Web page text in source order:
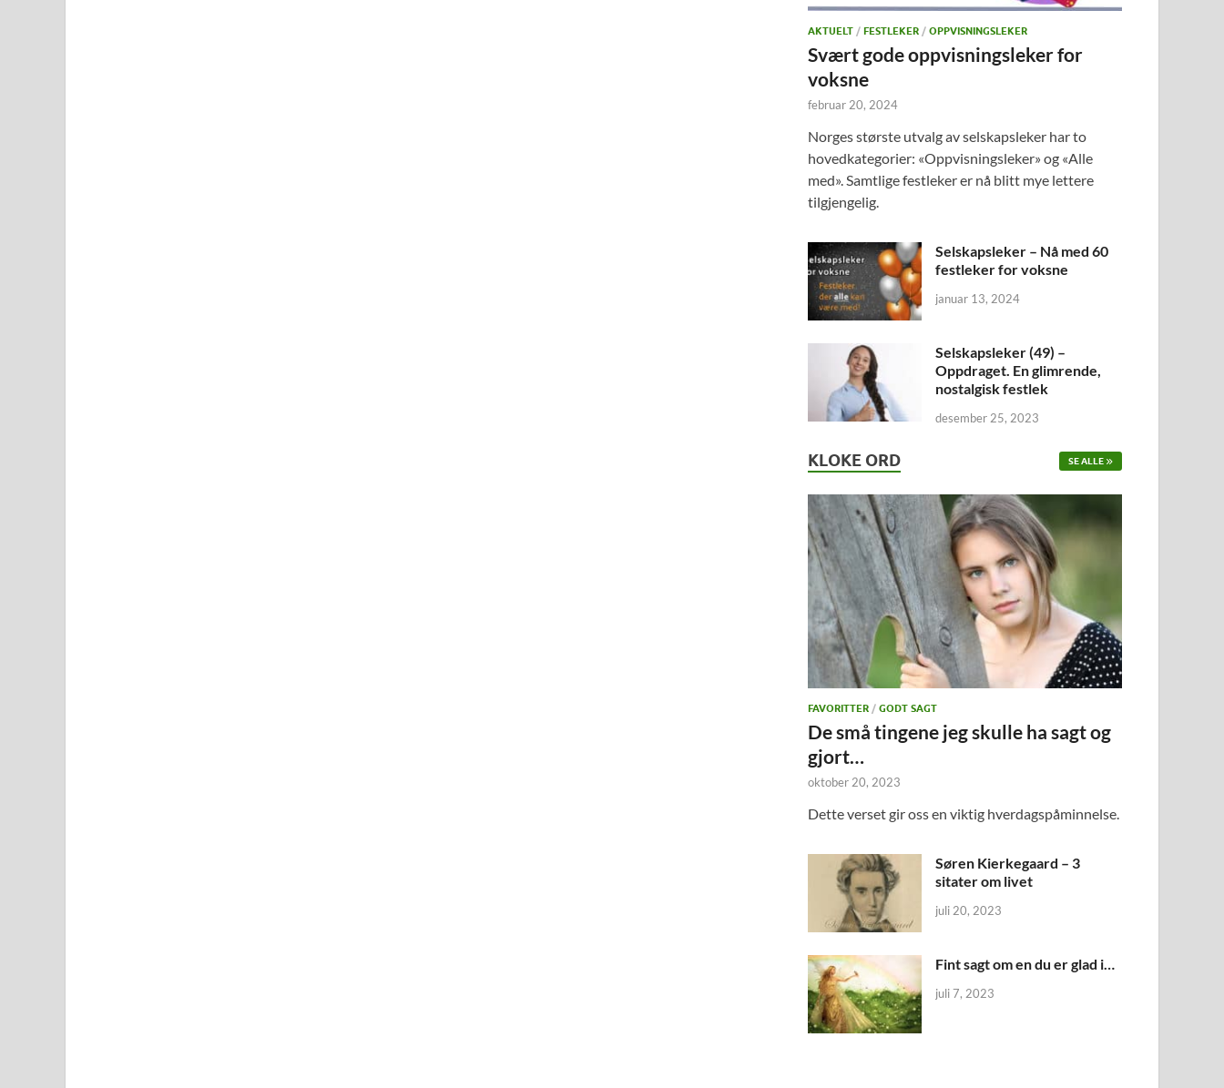
AKTUELT /FESTLEKER /OPPVISNINGSLEKER
Svært gode oppvisningsleker for
voksne
februar 20, 2024
Norges største utvalg av selskapsleker har to
hovedkategorier: «Oppvisningsleker» og «Alle
med». Samtlige festleker er nå blitt mye lettere
tilgjengelig.
Selskapsleker – Nå med 60
festleker for voksne
januar 13, 2024
Selskapsleker (49) –
Oppdraget. En glimrende,
nostalgisk festlek
desember 25, 2023
KLOKE ORD SE ALLE
FAVORITTER /GODT SAGT
De små tingene jeg skulle ha sagt og
gjort…
oktober 20, 2023
Dette verset gir oss en viktig hverdagspåminnelse.
Søren Kierkegaard – 3
sitater om livet
juli 20, 2023
Fint sagt om en du er glad i…
juli 7, 2023